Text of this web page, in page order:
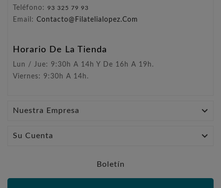
Teléfono: 93 325 79 93
Email: Contacto@filatelialopez.com
Horario De La Tienda
Lun / Jue: 9:30h A 14h Y De 16h A 19h.
Viernes: 9:30h A 14h.
Nuestra Empresa 
Su Cuenta 
Boletín